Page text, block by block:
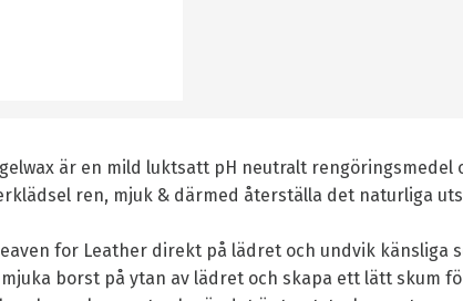
är en mild luktsatt pH neutralt rengöringsmedel
ren, mjuk & därmed återställa det naturliga
for Leather direkt på lädret och undvik känsliga
borst på ytan av lädret och skapa ett lätt skum